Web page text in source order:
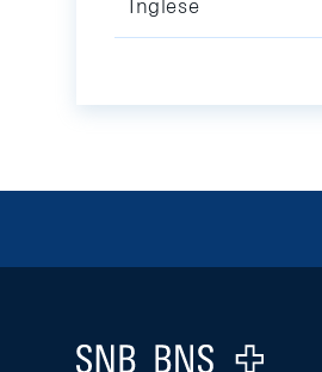
Inglese
Logo